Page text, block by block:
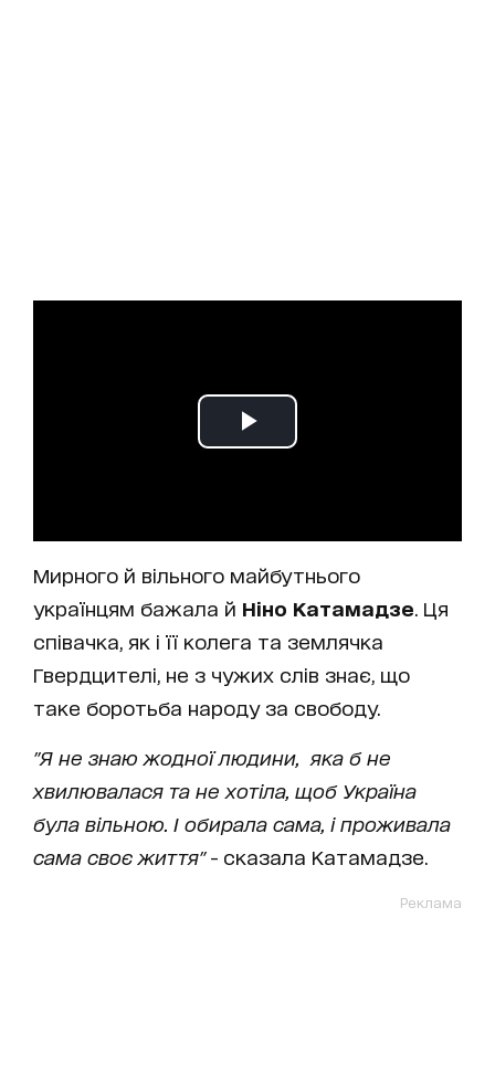
Мирного й вільного майбутнього
українцям бажала й Ніно Катамадзе . Ця
співачка, як і її колега та землячка
Гвердцителі, не з чужих слів знає, що
таке боротьба народу за свободу.
"Я не знаю жодної людини, яка б не
хвилювалася та не хотіла, щоб Україна
була вільною. І обирала сама, і проживала
сама своє життя"- сказала Катамадзе.
Реклама